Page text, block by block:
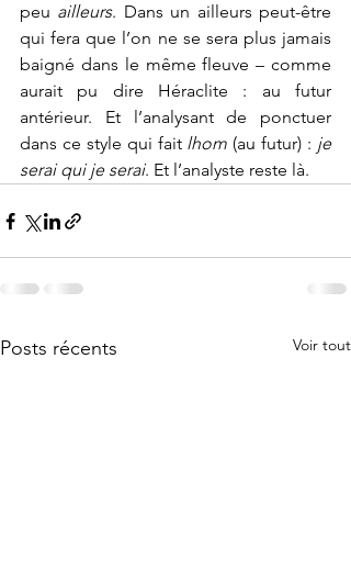
peu ailleurs. Dans un ailleurs peut-être
qui fera que l’on ne se sera plus jamais
baigné dans le même fleuve – comme
aurait pu dire Héraclite : au futur
antérieur. Et l’analysant de ponctuer
dans ce style qui fait lhom (au futur) : je
serai qui je serai. Et l’analyste reste là.
Posts récents Voir tout